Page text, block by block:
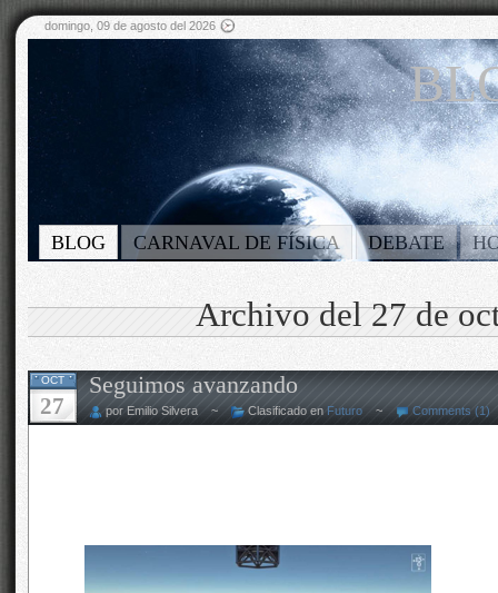
domingo, 09 de agosto del 2026
BLOG CARNAVAL DE FÍSICA DEBATE
Archivo del 27 de
OCT
27
Seguimos avanzando
por Emilio Silvera ~ Clasificado en Futuro~ Comments (1)